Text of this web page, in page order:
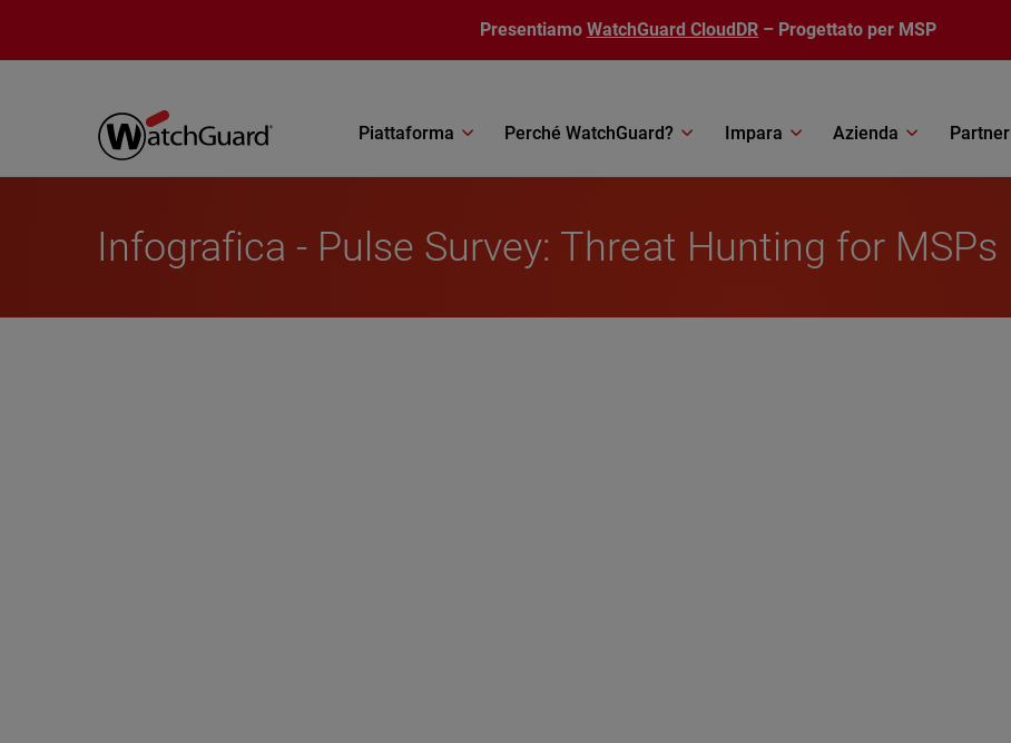
Presentiamo WatchGuard CloudDR – Progettato per MSP
Piattaforma Perché WatchGuard? Impara Azienda Partner
Infografica - Pulse Survey: Threat Hunting for MSPs